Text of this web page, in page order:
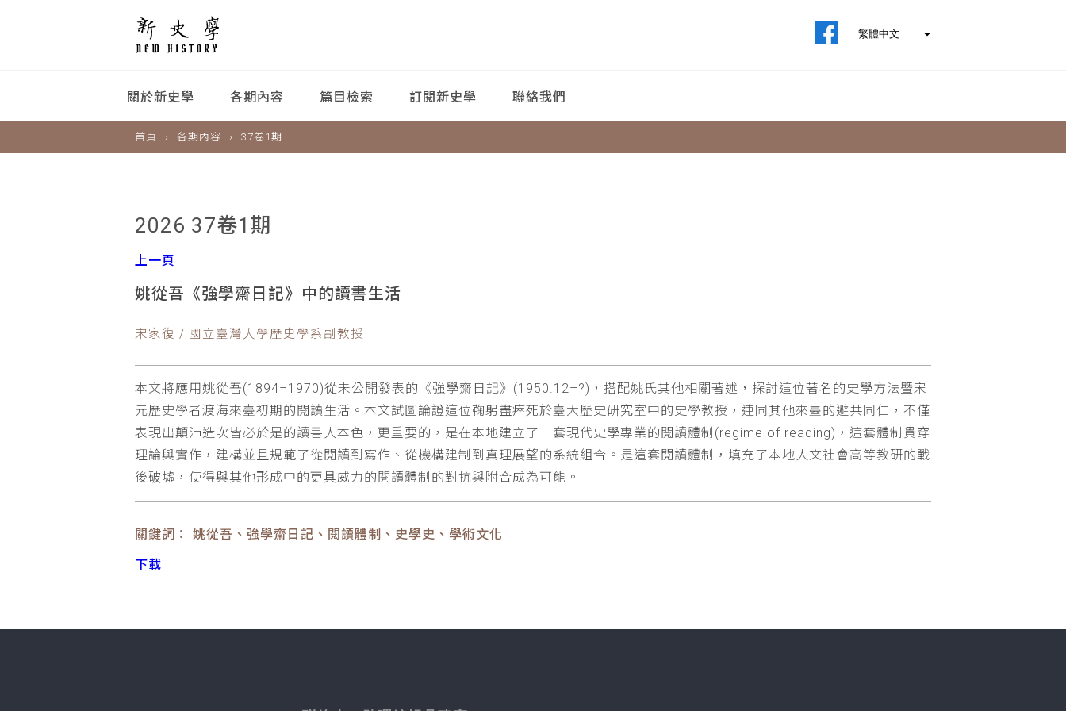
關於新史學 各期內容 篇目檢索 訂閱新史學 聯絡我們
首頁 各期內容 37卷1期
2026 37卷1期
上一頁
姚從吾《強學齋日記》中的讀書生活
宋家復 / 國立臺灣大學歷史學系副教授
本文將應用姚從吾(1894–1970)從未公開發表的《強學齋日記》(1950.12–?)，搭配姚氏其他相關著述，探討這位著名的史學方法暨宋
元歷史學者渡海來臺初期的閱讀生活。本文試圖論證這位鞠躬盡瘁死於臺大歷史研究室中的史學教授，連同其他來臺的避共同仁，不僅
表現出顛沛造次皆必於是的讀書人本色，更重要的，是在本地建立了一套現代史學專業的閱讀體制(regime of reading)，這套體制貫穿
理論與實作，建構並且規範了從閱讀到寫作、從機構建制到真理展望的系統組合。是這套閱讀體制，填充了本地人文社會高等教研的戰
後破墟，使得與其他形成中的更具威力的閱讀體制的對抗與附合成為可能。
關鍵詞： 姚從吾、強學齋日記、閱讀體制、史學史、學術文化
下載